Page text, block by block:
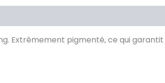
Extrêmement pigmenté, ce qui